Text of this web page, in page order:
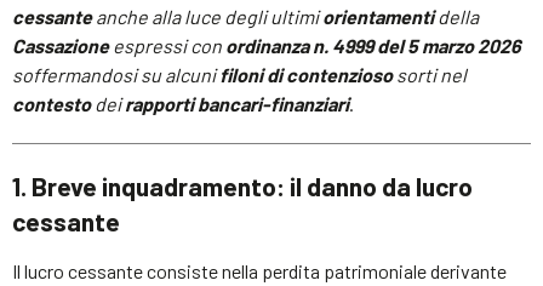
cessanteanche alla luce degli ultimiorientamentidella
Cassazioneespressi con ordinanza n. 4999 del 5 marzo 2026
soffermandosi su alcunifiloni di contenziososorti nel
contestodeirapporti bancari-finanziari.
1. Breve inquadramento: il danno da lucro
cessante
Il lucro cessante consiste nella perdita patrimoniale derivante